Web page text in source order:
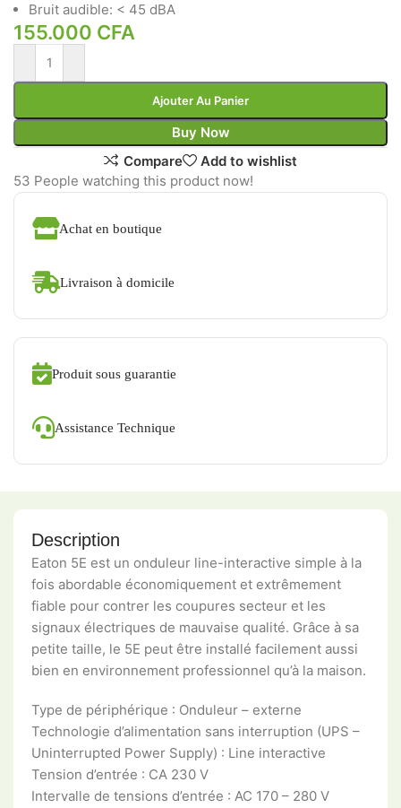
Bruit audible: < 45 dBA
155.000 CFA
Ajouter Au Panier
Buy Now
Compare
Add to wishlist
53 People watching this product now!
Achat en boutique
Livraison à domicile
Produit sous guarantie
Assistance Technique
Description
Eaton 5E est un onduleur line-interactive simple à la
fois abordable économiquement et extrêmement
fiable pour contrer les coupures secteur et les
signaux électriques de mauvaise qualité. Grâce à sa
petite taille, le 5E peut être installé facilement aussi
bien en environnement professionnel qu’à la maison.
Type de périphérique : Onduleur – externe
Technologie d’alimentation sans interruption (UPS –
Uninterrupted Power Supply) : Line interactive
Tension d’entrée : CA 230 V
Intervalle de tensions d’entrée : AC 170 – 280 V